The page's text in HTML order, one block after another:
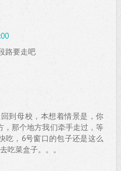
路要走吧
到母校，本想着情景是，你
，那个地方我们牵手走过，等
吃，6号窗口的包子还是这么
吃菜盒子。。。